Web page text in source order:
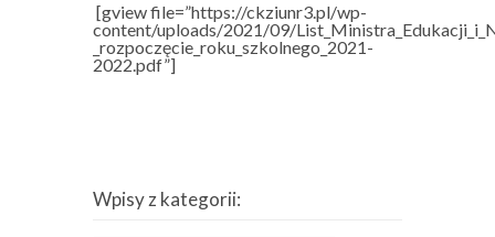
[gview file=”https://ckziunr3.pl/wp-
content/uploads/2021/09/
_rozpoczęcie_roku_szkolnego_2021-
2022.pdf”]
Wpisy z kategorii: